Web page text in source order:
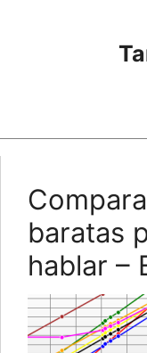
baratas
hablar –